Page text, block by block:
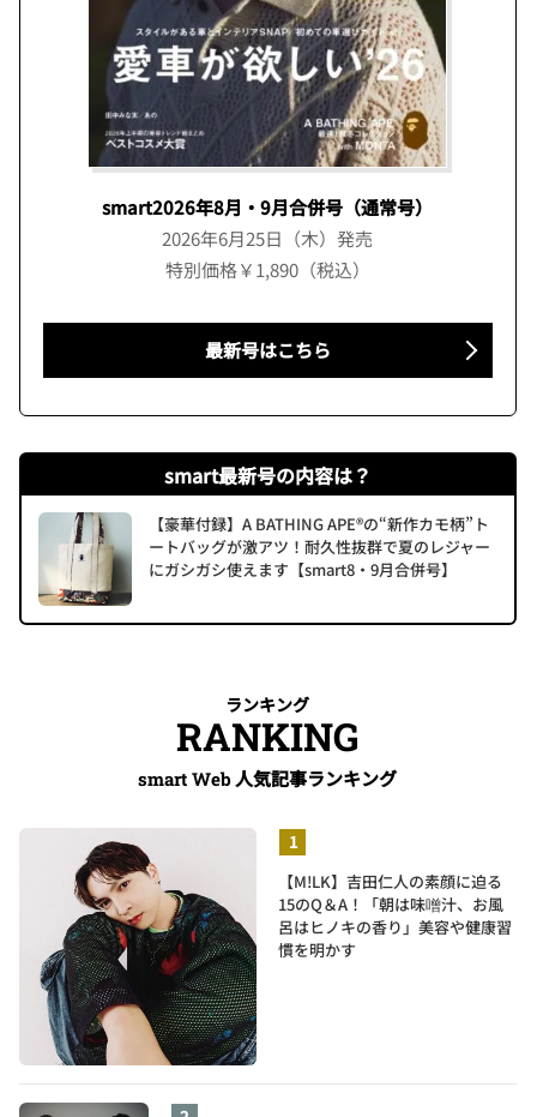
smart2026年8月・9月合併号（通常号）
2026年6月25日（木）発売
特別価格￥1,890（税込）
最新号はこちら
smart最新号の内容は？
【豪華付録】A BATHING APE®の“新作カモ柄”ト
ートバッグが激アツ！耐久性抜群で夏のレジャー
にガシガシ使えます【smart8・9月合併号】
ランキング
RANKING
smart Web 人気記事ランキング
【M!LK】吉田仁人の素顔に迫る
15のQ＆A！「朝は味噌汁、お風
呂はヒノキの香り」美容や健康習
慣を明かす